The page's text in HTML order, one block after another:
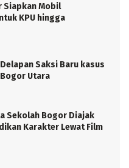
Siapkan Mobil
KPU hingga
Saksi Baru kasus
Utara
Sekolah Bogor Diajak
Karakter Lewat Film